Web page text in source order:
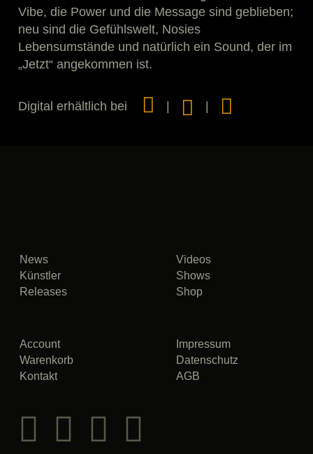
Vibe, die Power und die Message sind geblieben;
neu sind die Gefühlswelt, Nosies
Lebensumstände und natürlich ein Sound, der im
„Jetzt“ angekommen ist.
Digital erhältlich bei
News
Künstler
Releases
Videos
Shows
Shop
Account
Warenkorb
Kontakt
Impressum
Datenschutz
AGB